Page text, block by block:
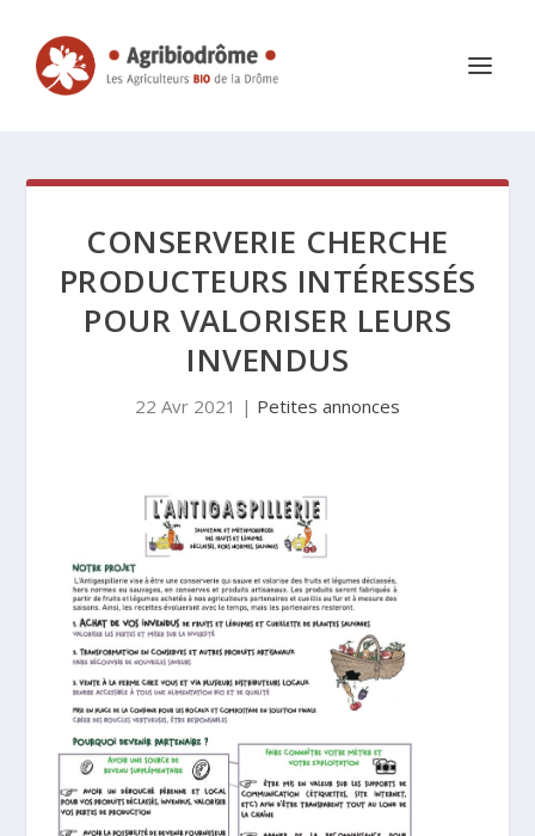
CONSERVERIE CHERCHE
PRODUCTEURS INTÉRESSÉS
POUR VALORISER LEURS
INVENDUS
22 Avr 2021 | Petites annonces